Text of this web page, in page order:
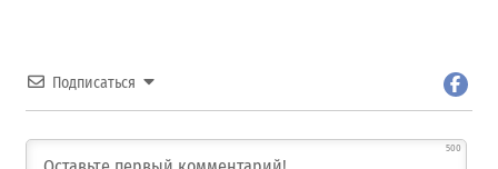
Подписаться
500